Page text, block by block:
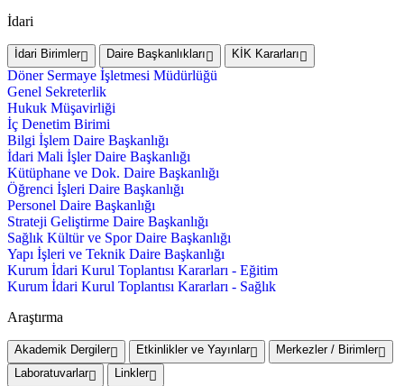
İdari
İdari Birimler Daire Başkanlıkları KİK Kararları
Döner Sermaye İşletmesi Müdürlüğü
Genel Sekreterlik
Hukuk Müşavirliği
İç Denetim Birimi
Bilgi İşlem Daire Başkanlığı
İdari Mali İşler Daire Başkanlığı
Kütüphane ve Dok. Daire Başkanlığı
Öğrenci İşleri Daire Başkanlığı
Personel Daire Başkanlığı
Strateji Geliştirme Daire Başkanlığı
Sağlık Kültür ve Spor Daire Başkanlığı
Yapı İşleri ve Teknik Daire Başkanlığı
Kurum İdari Kurul Toplantısı Kararları - Eğitim
Kurum İdari Kurul Toplantısı Kararları - Sağlık
Araştırma
Akademik Dergiler Etkinlikler ve Yayınlar
Merkezler / Birimler
Laboratuvarlar
Linkler